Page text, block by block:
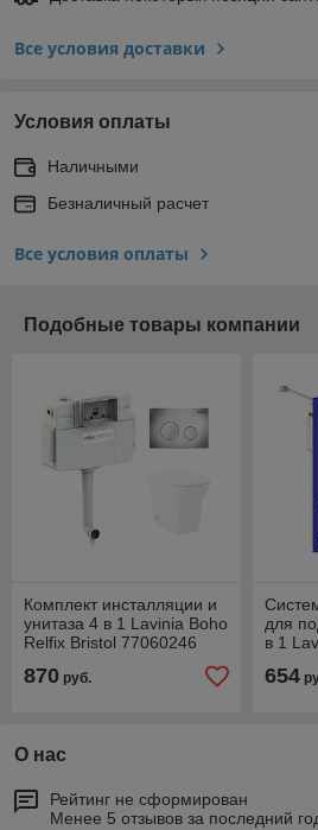
Все условия доставки
Условия оплаты
Наличными
Безналичный расчет
Все условия оплаты
Подобные товары компании
Комплект инсталляции и
унитаза 4 в 1 Lavinia Boho
Relfix Bristol 77060246
870 руб.
для
в 1
654
О нас
Рейтинг не сформирован
Менее 5 отзывов за последний